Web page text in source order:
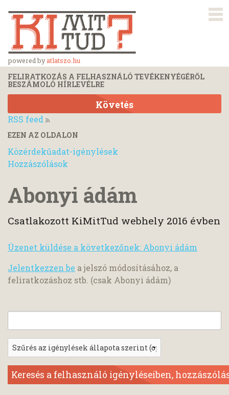
powered byatlatszo.hu
FELIRATKOZÁS A FELHASZNÁLÓ TEVÉKENYÉGÉRŐL
BESZÁMOLÓ HÍRLEVÉLRE
Követés
RSS feed
EZEN AZ OLDALON
Közérdekűadat-igénylések
Hozzászólások
Abonyi ádám
Csatlakozott KiMitTud webhely 2016 évben
Üzenet küldése a következőnek: Abonyi ádám
Jelentkezzen be a jelszó módosításához, a
feliratkozáshoz stb. (csak Abonyi ádám)